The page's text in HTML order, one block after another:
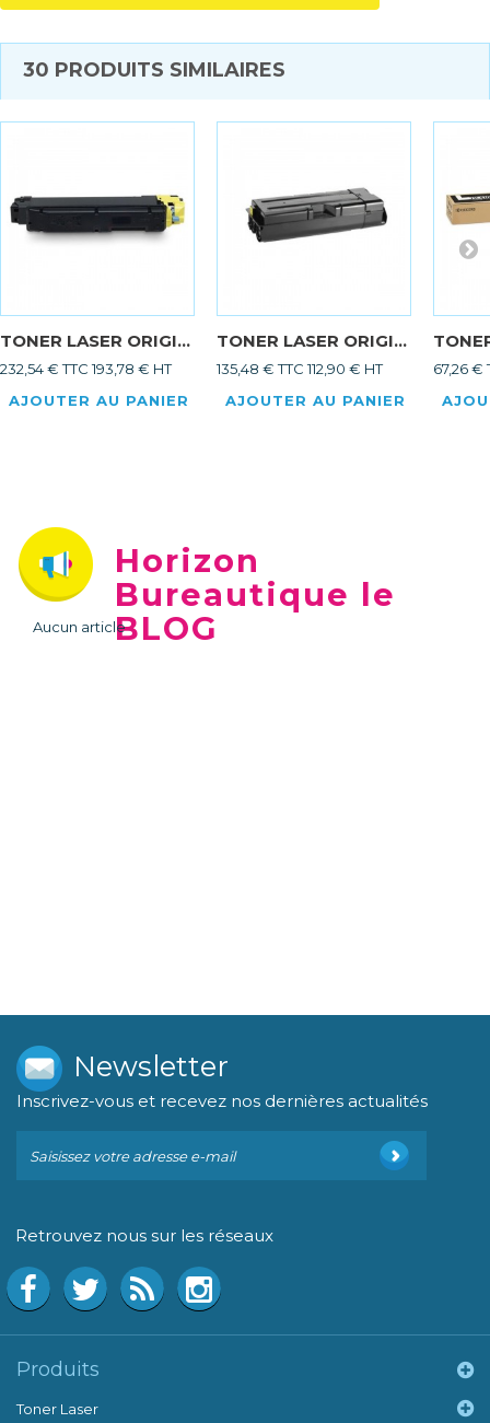
30 PRODUITS SIMILAIRES
TONER LASER ORIGI...
232,54 € TTC 193,78 € HT
AJOUTER AU PANIER
TONER LASER ORIGI...
135,48 € TTC 112,90 € HT
AJOUTER AU PANIER
67,26 €
Horizon
Bureautique le
BLOG
Aucun article
Newsletter
Inscrivez-vous et recevez nos dernières actualités
Retrouvez nous sur les réseaux
Produits
Toner Laser